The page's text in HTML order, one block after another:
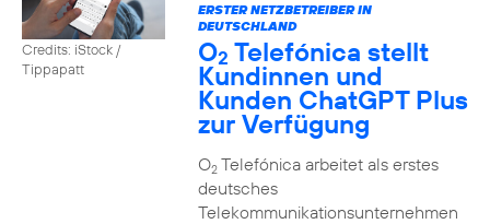
Credits: iStock /
Tippapatt
ERSTER NETZBETREIBER IN
DEUTSCHLAND
O2 Telefónica stellt
Kundinnen und
Kunden ChatGPT Plus
zur Verfügung
O2Telefónica arbeitet als erstes
deutsches
Telekommunikationsunternehmen